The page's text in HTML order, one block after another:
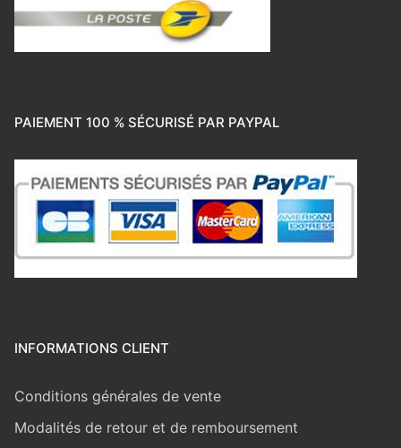
PAIEMENT 100 % SÉCURISÉ PAR PAYPAL
INFORMATIONS CLIENT
Conditions générales de vente
Modalités de retour et de remboursement